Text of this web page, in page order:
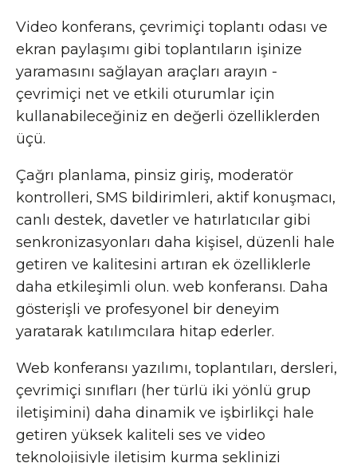
Video konferans, çevrimiçi toplantı odası ve
ekran paylaşımı gibi toplantıların işinize
yaramasını sağlayan araçları arayın -
çevrimiçi net ve etkili oturumlar için
kullanabileceğiniz en değerli özelliklerden
üçü.
Çağrı planlama, pinsiz giriş, moderatör
kontrolleri, SMS bildirimleri, aktif konuşmacı,
canlı destek, davetler ve hatırlatıcılar gibi
senkronizasyonları daha kişisel, düzenli hale
getiren ve kalitesini artıran ek özelliklerle
daha etkileşimli olun. web konferansı. Daha
gösterişli ve profesyonel bir deneyim
yaratarak katılımcılara hitap ederler.
Web konferansı yazılımı, toplantıları, dersleri,
çevrimiçi sınıfları (her türlü iki yönlü grup
iletişimini) daha dinamik ve işbirlikçi hale
getiren yüksek kaliteli ses ve video
teknolojisiyle iletişim kurma şeklinizi